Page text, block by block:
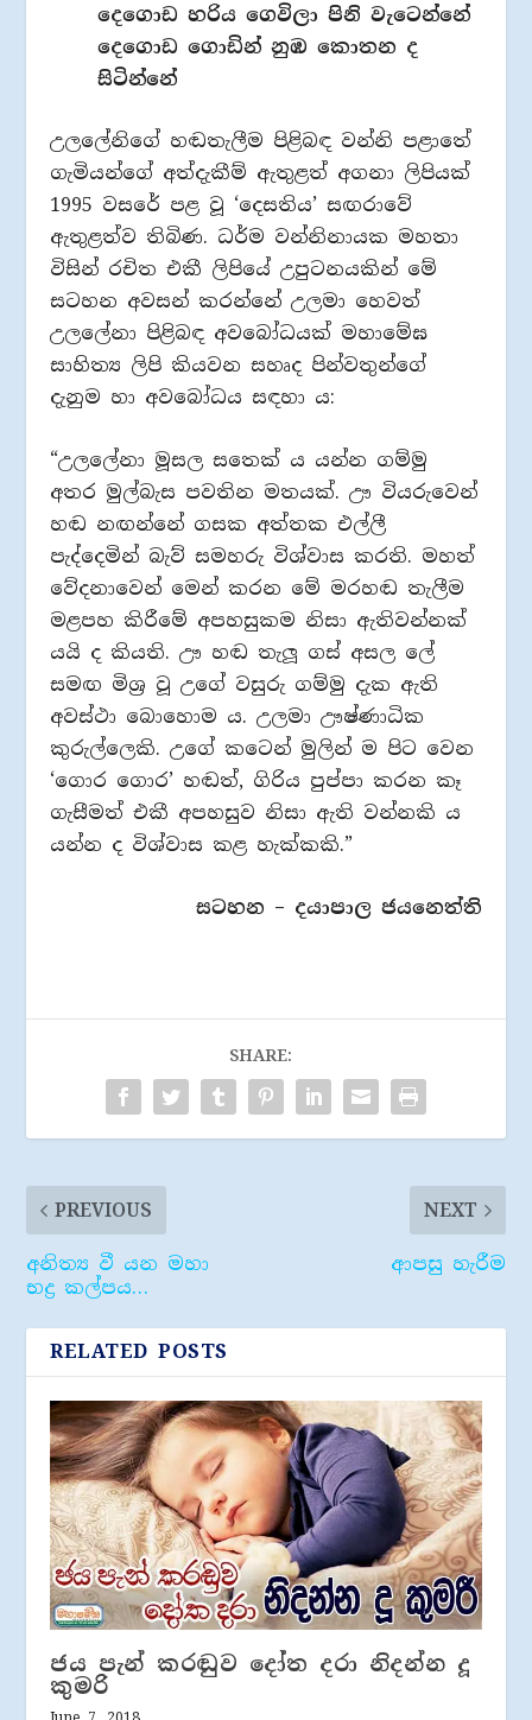
දෙගොඩ හරිය ගෙවිලා පිනි වැටෙන්නේ
දෙගොඩ ගොඩින් නුඹ කොතන ද
සිටින්නේ
උලලේනිගේ හඬතැලීම පිළිබඳ වන්නි පළාතේ
ගැමියන්ගේ අත්දැකීම් ඇතුළත් අගනා ලිපියක්
1995 වසරේ පළ වූ ‘දෙසතිය’ සඟරාවේ
ඇතුළත්ව තිබිණ. ධර්ම වන්නිනායක මහතා
විසින් රචිත එකී ලිපියේ උපුටනයකින් මේ
සටහන අවසන් කරන්නේ උලමා හෙවත්
උලලේනා පිළිබඳ අවබෝධයක් මහාමේඝ
සාහිත්‍ය ලිපි කියවන සහෘද පින්වතුන්ගේ
දැනුම හා අවබෝධය සඳහා ය:
“උලලේනා මූසල සතෙක් ය යන්න ගම්මු
අතර මුල්බැස පවතින මතයක්. ඌ වියරුවෙන්
හඬ නඟන්නේ ගසක අත්තක එල්ලී
පැද්දෙමින් බැව් සමහරු විශ්වාස කරති. මහත්
වේදනාවෙන් මෙන් කරන මේ මරහඬ තැලීම
මළපහ කිරීමේ අපහසුකම නිසා ඇතිවන්නක්
යයි ද කියති. ඌ හඬ තැලූ ගස් අසල ලේ
සමඟ මිශ්‍ර වූ උගේ වසුරු ගම්මු දැක ඇති
අවස්ථා බොහොම ය. උලමා ඌෂ්ණාධික
කුරුල්ලෙකි. උගේ කටෙන් මුලින් ම පිට වෙන
‘ගොර ගොර’ හඬත්, ගිරිය පුප්පා කරන කෑ
ගැසීමත් එකී අපහසුව නිසා ඇති වන්නකි ය
යන්න ද විශ්වාස කළ හැක්කකි.”
සටහන – දයාපාල ජයනෙත්ති
SHARE:
PREVIOUS
අනිත්‍ය වී යන මහා
භද්‍ර කල්පය…
NEXT
ආපසු හැරීම
RELATED POSTS
ජය පැන් කරඬුව දෝත දරා නිදන්න දූ
කුමරි